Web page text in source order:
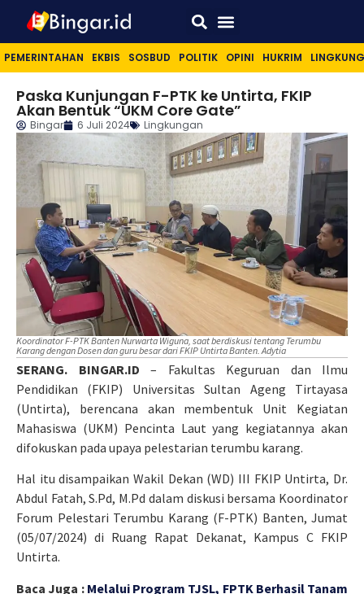
PEMERINTAHAN EKBIS SOSBUD POLITIK OPINI HUKRIM
Paska Kunjungan F-PTK ke Untirta, FKIP
Akan Bentuk “UKM Core Gate”
Bingar 6 Juli 2024 Lingkungan
Koordinator F-PTK Banten Nurwarta Wiguna, saat berdiskusi tentang Terumbu
Karang dengan Dosen dan guru besar dari FKIP Untirta Banten. Adytia
SERANG. BINGAR.ID – Fakultas Keguruan dan Ilmu
Pendidikan (FKIP) Universitas Sultan Ageng Tirtayasa
(Untirta), berencana akan membentuk Unit Kegiatan
Mahasiswa (UKM) Pencinta Laut yang kegiatannya akan
difokuskan pada upaya pelestarian terumbu karang.
Hal itu disampaikan Wakil Dekan (WD) III FKIP Untirta, Dr.
Abdul Fatah, S.Pd, M.Pd dalam diskusi bersama Koordinator
Forum Pelestari Terumbu Karang (F-PTK) Banten, Jumat
(05/07/2024) di Ruang Rapat Dekanat, Kampus C FKIP
Untirta.
Baca Juga : Melalui Program TJSL, FPTK Berhasil Tanam